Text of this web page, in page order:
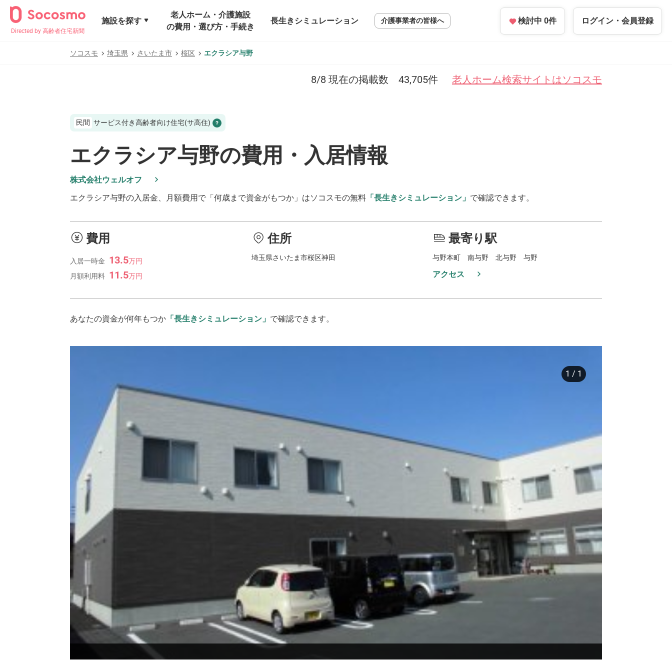
Directed by 高齢者住宅新聞
施設を探す
老人ホーム・介護施設
の費用・選び方・手続き
長生きシミュレーション 介護事業者の皆様へ 検討中 0件 ログイン・ 会員登録
ソコスモ 埼玉県 さいたま市 桜区 エクラシア与野
8/8 現在の掲載数 43,705件 老人ホーム検索サイトはソコスモ
民間 サービス付き高齢者向け住宅(サ高住)
エクラシア与野の費用・入居情報
株式会社ウェルオフ
エクラシア与野の入居金、月額費用で「何歳まで資金がもつか」はソコスモの無料 「長生きシミュレーション」 で確認できます。
費用
入居一時金 13.5万円
月額利用料 11.5万円
住所
埼玉県さいたま市桜区神田
最寄り駅
与野本町 南与野 北与野 与野
アクセス
あなたの資金が何年もつか 「長生きシミュレーション」 で確認できます。
1 / 1